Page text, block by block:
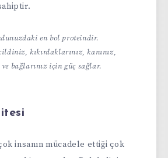
en bol proteindir.
kıkırdaklarınız, kanınız,
bağlarınız için güç sağlar.
insanın mücadele ettiği çok